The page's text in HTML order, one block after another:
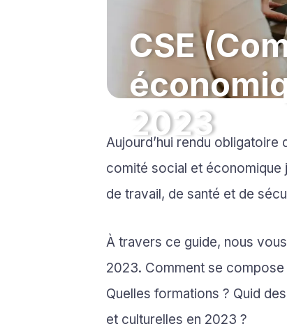
CSE
2023
Aujourd’hui rendu obligatoire
comité social et économique
de travail, de santé et de
À travers ce guide, nous
2023. Comment se compose
Quelles formations ? Quid
et culturelles en 2023 ?